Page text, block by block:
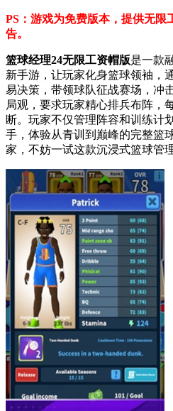
PS：游戏为免费版本，提供无限
告。
篮球经理24无限工资帽版是一款
新手游，让玩家化身篮球领袖，
易决策，带领球队征战赛场，冲
局观，要求玩家精心排兵布阵，
断。玩家不仅管理阵容和训练计
手，体验从青训到巅峰的完整篮
家，不妨一试这款沉浸式篮球管